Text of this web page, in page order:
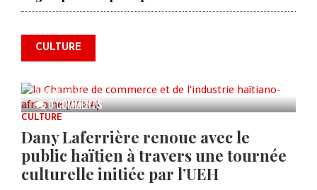
CULTURE
0 COMMENTS
l'industrie haïtiano-africaine
commémorer le 235e
anniversaire de la cérémonie du
AUG 05, 2026
CULTURE
Dany Laferrière renoue avec le
public haïtien à travers une tournée
culturelle initiée par l’UEH